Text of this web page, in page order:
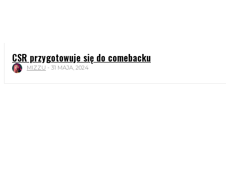
CSR przygotowuje się do comebacku
MIZZU - 31 MAJA, 2024